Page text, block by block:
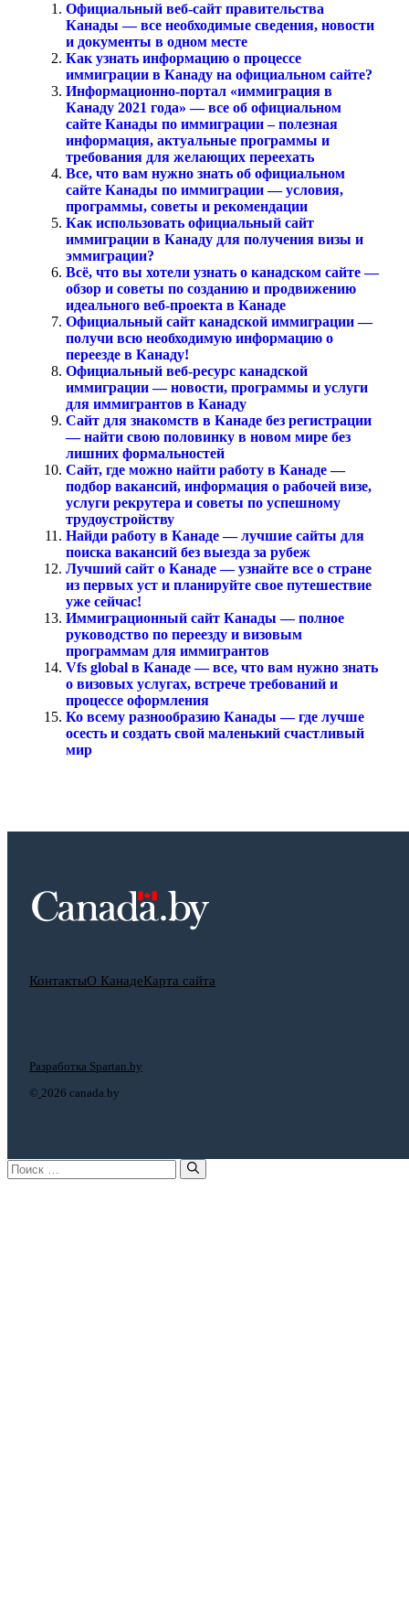
Официальный веб-сайт правительства
Канады — все необходимые сведения, новости
и документы в одном месте
Как узнать информацию о процессе
иммиграции в Канаду на официальном сайте?
Информационно-портал «иммиграция в
Канаду 2021 года» — все об официальном
сайте Канады по иммиграции – полезная
информация, актуальные программы и
требования для желающих переехать
Все, что вам нужно знать об официальном
сайте Канады по иммиграции — условия,
программы, советы и рекомендации
Как использовать официальный сайт
иммиграции в Канаду для получения визы и
эммиграции?
Всё, что вы хотели узнать о канадском сайте —
обзор и советы по созданию и продвижению
идеального веб-проекта в Канаде
Официальный сайт канадской иммиграции —
получи всю необходимую информацию о
переезде в Канаду!
Официальный веб-ресурс канадской
иммиграции — новости, программы и услуги
для иммигрантов в Канаду
Сайт для знакомств в Канаде без регистрации
— найти свою половинку в новом мире без
лишних формальностей
Сайт, где можно найти работу в Канаде —
подбор вакансий, информация о рабочей визе,
услуги рекрутера и советы по успешному
трудоустройству
Найди работу в Канаде — лучшие сайты для
поиска вакансий без выезда за рубеж
Лучший сайт о Канаде — узнайте все о стране
из первых уст и планируйте свое путешествие
уже сейчас!
Иммиграционный сайт Канады — полное
руководство по переезду и визовым
программам для иммигрантов
Vfs global в Канаде — все, что вам нужно знать
о визовых услугах, встрече требований и
процессе оформления
Ко всему разнообразию Канады — где лучше
осесть и создать свой маленький счастливый
мир
КонтактыО КанадеКарта сайта
© 2026 canada.by
Разработка Spartan.by
Поиск: